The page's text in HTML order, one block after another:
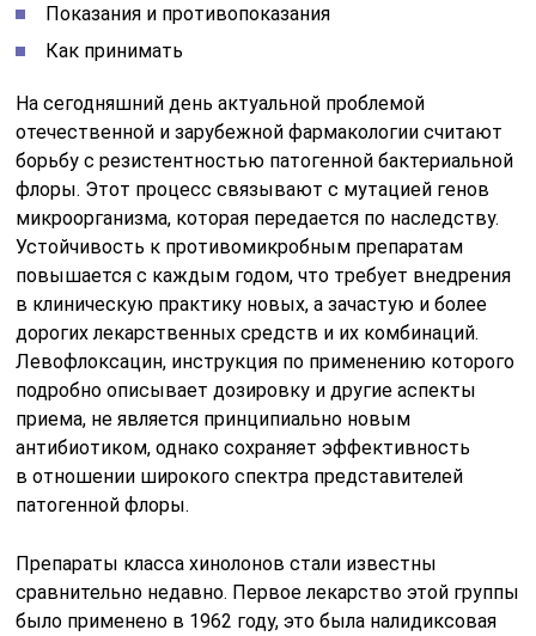
Показания и противопоказания
Как принимать
На сегодняшний день актуальной проблемой
отечественной и зарубежной фармакологии считают
борьбу с резистентностью патогенной бактериальной
флоры. Этот процесс связывают с мутацией генов
микроорганизма, которая передается по наследству.
Устойчивость к противомикробным препаратам
повышается с каждым годом, что требует внедрения
в клиническую практику новых, а зачастую и более
дорогих лекарственных средств и их комбинаций.
Левофлоксацин, инструкция по применению которого
подробно описывает дозировку и другие аспекты
приема, не является принципиально новым
антибиотиком, однако сохраняет эффективность
в отношении широкого спектра представителей
патогенной флоры.
Препараты класса хинолонов стали известны
сравнительно недавно. Первое лекарство этой группы
было применено в 1962 году, это была налидиксовая